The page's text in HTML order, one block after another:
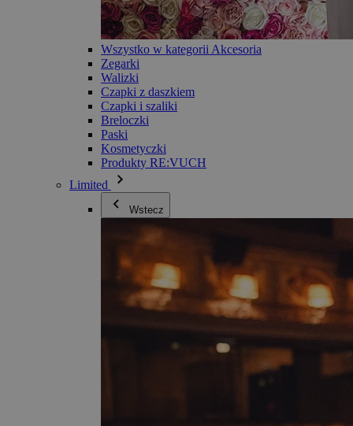
Wszystko w kategorii Akcesoria
Zegarki
Walizki
Czapki z daszkiem
Czapki i szaliki
Breloczki
Paski
Kosmetyczki
Produkty RE:VUCH
Limited
Wstecz